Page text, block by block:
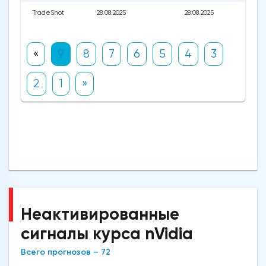
TradeShot 28.08.2025 28.08.2025
« 9 8 7 6 5 4 3
2 1 »
Неактивированные
сигналы курса nVidia
Всего прогнозов – 72